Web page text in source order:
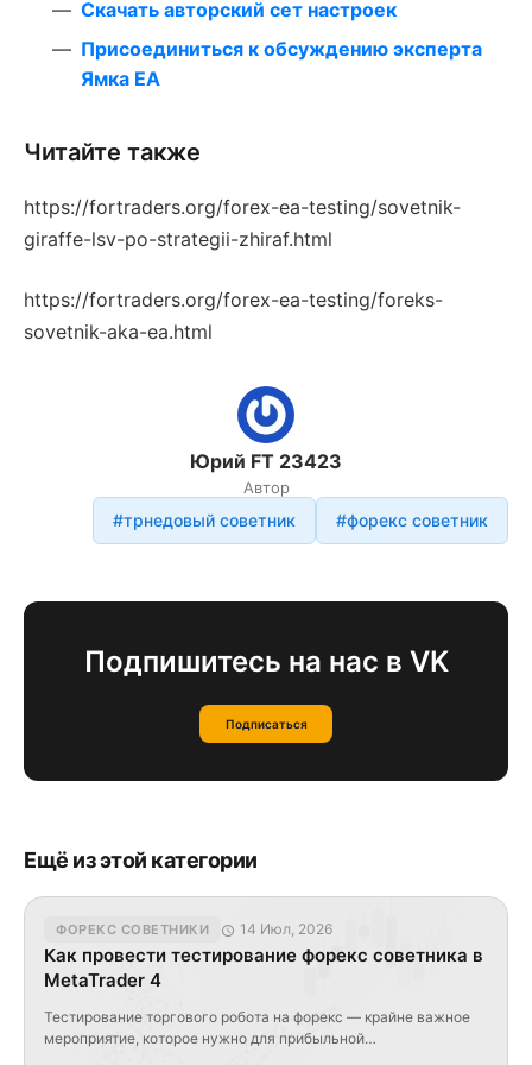
Скачать авторский сет настроек
Присоединиться к обсуждению эксперта
Ямка ЕА
Читайте также
https://fortraders.org/forex-ea-testing/sovetnik-
giraffe-lsv-po-strategii-zhiraf.html
https://fortraders.org/forex-ea-testing/foreks-
sovetnik-aka-ea.html
Юрий FT 23423
Автор
#трнедовый советник #форекс советник
Подпишитесь на нас в VK
Подписаться
Ещё из этой категории
ФОРЕКС СОВЕТНИКИ 14 Июл, 2026
Как провести тестирование форекс советника в
MetaTrader 4
Тестирование торгового робота на форекс — крайне важное
мероприятие, которое нужно для прибыльной